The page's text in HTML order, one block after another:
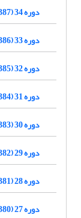
دوره 34 (1387)
دوره 33 (1386)
دوره 32 (1385)
دوره 31 (1384)
دوره 30 (1383)
دوره 29 (1382)
دوره 28 (1381)
دوره 27 (1380)